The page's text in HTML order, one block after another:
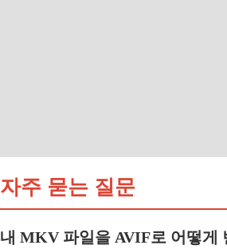
자주 묻는 질문
내 MKV 파일을 AVIF로 어떻게